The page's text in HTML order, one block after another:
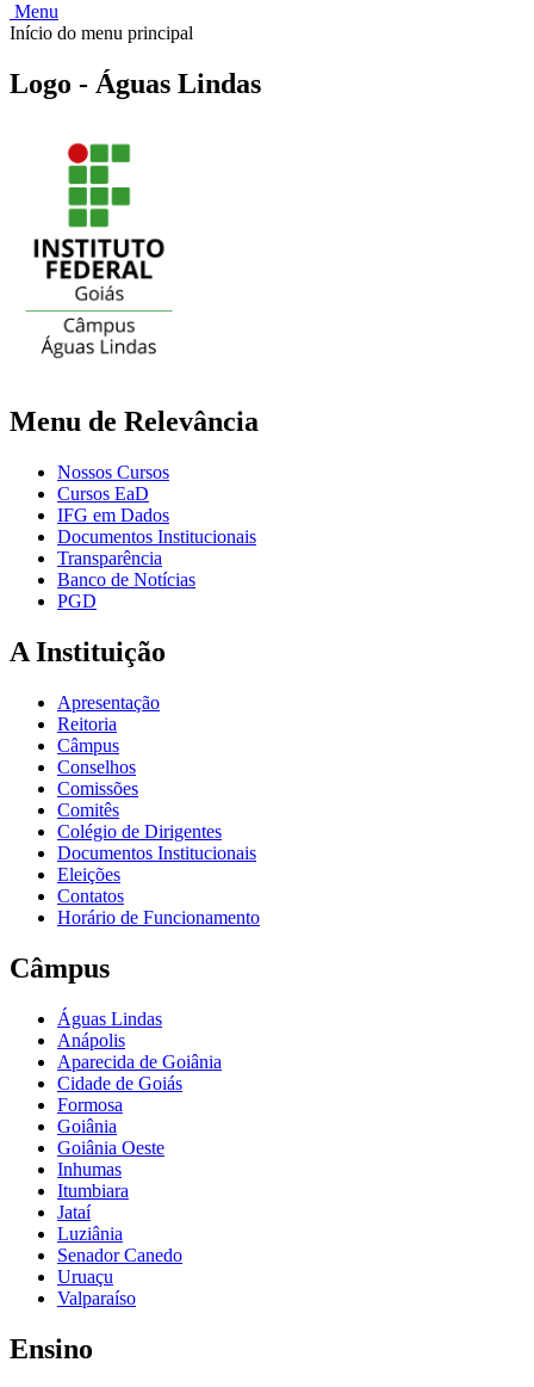
Menu
Início do menu principal
Logo - Águas Lindas
Menu de Relevância
Nossos Cursos
Cursos EaD
IFG em Dados
Documentos Institucionais
Transparência
Banco de Notícias
PGD
A Instituição
Apresentação
Reitoria
Câmpus
Conselhos
Comissões
Comitês
Colégio de Dirigentes
Documentos Institucionais
Eleições
Contatos
Horário de Funcionamento
Câmpus
Águas Lindas
Anápolis
Aparecida de Goiânia
Cidade de Goiás
Formosa
Goiânia
Goiânia Oeste
Inhumas
Itumbiara
Jataí
Luziânia
Senador Canedo
Uruaçu
Valparaíso
Ensino